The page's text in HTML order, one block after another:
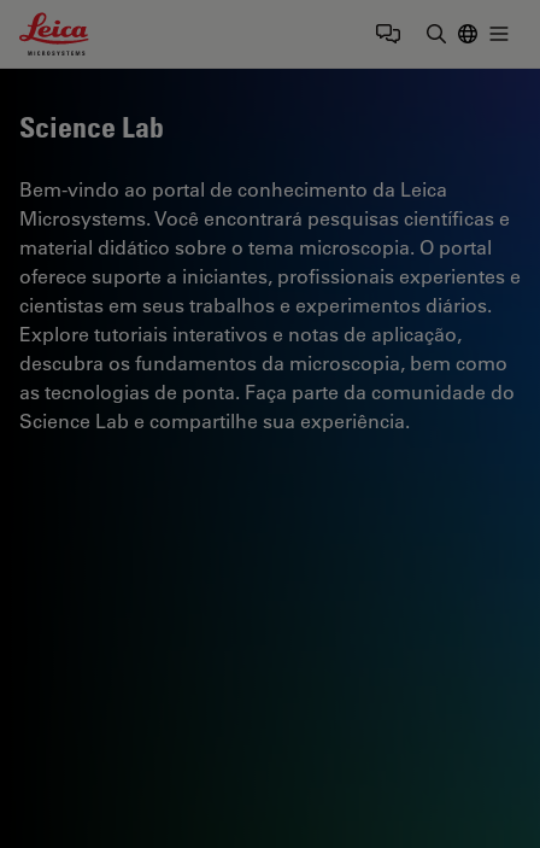
Leica Microsystems Logo
Science Lab
Bem-vindo ao portal de conhecimento da Leica
Microsystems. Você encontrará pesquisas científicas e
material didático sobre o tema microscopia. O portal
oferece suporte a iniciantes, profissionais experientes e
cientistas em seus trabalhos e experimentos diários.
Explore tutoriais interativos e notas de aplicação,
descubra os fundamentos da microscopia, bem como
as tecnologias de ponta. Faça parte da comunidade do
Science Lab e compartilhe sua experiência.